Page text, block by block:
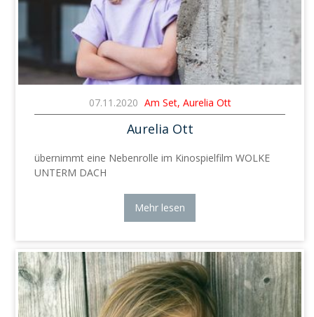
07.11.2020 Am Set, Aurelia Ott
Aurelia Ott
übernimmt eine Nebenrolle im Kinospielfilm WOLKE
UNTERM DACH
Mehr lesen